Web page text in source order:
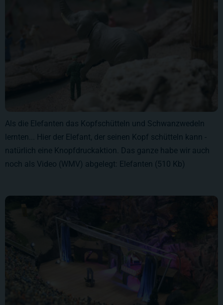
Als die Elefanten das Kopfschütteln und Schwanzwedeln
lernten... Hier der Elefant, der seinen Kopf schütteln kann -
natürlich eine Knopfdruckaktion. Das ganze habe wir auch
noch als Video (WMV) abgelegt: Elefanten (510 Kb)